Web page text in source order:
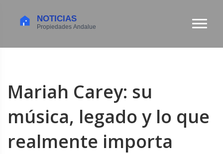
Mariah Carey: su
música, legado y lo que
realmente importa